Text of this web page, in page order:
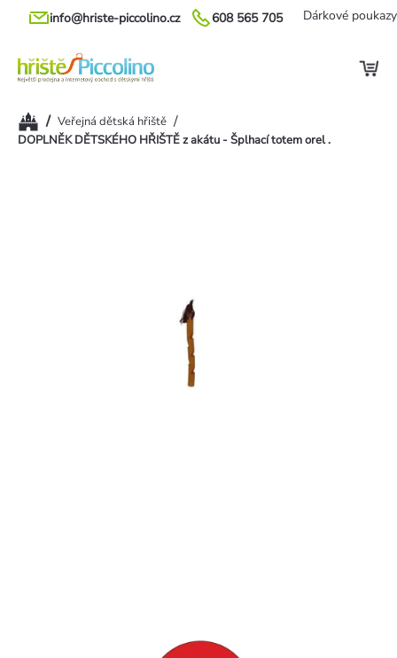
Přejít
608 565 705
info@hriste-piccolino.cz Dárkové poukazy
Domů/ Veřejná dětská hřiště /
DOPLNĚK DĚTSKÉHO HŘIŠTĚ z akátu - Šplhací totem orel .